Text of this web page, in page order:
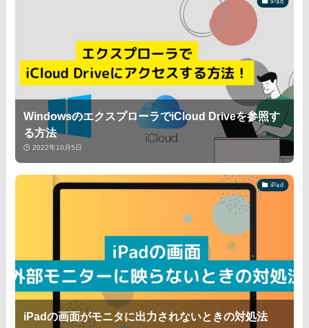
WindowsのエクスプローラでiCloud Driveを参照す
る方法
2022年10月5日
iPad
iPadの画面がモニタに出力されないときの対処法